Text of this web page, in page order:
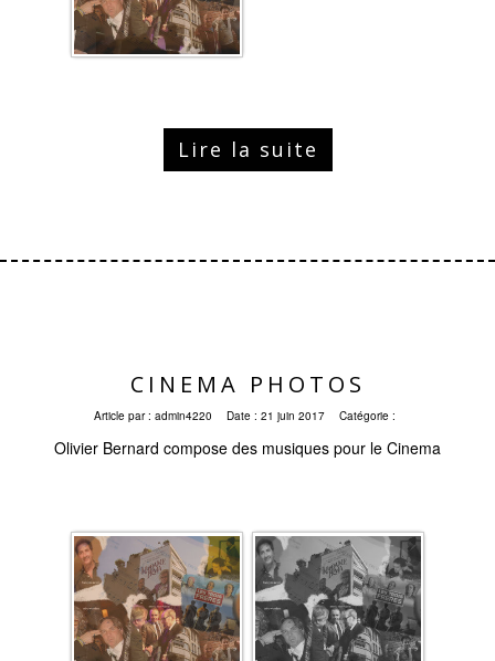
Lire la suite
CINEMA PHOTOS
Article par : admin4220 Date : 21 juin 2017 Catégorie :
Olivier Bernard compose des musiques pour le Cinema